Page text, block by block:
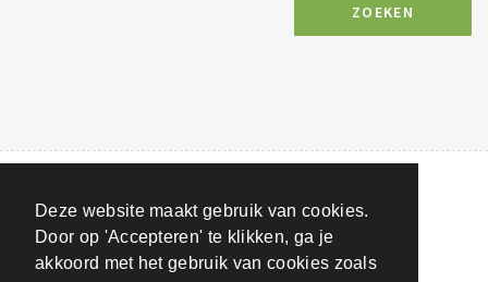
Deze website maakt gebruik van cookies.
Door op 'Accepteren' te klikken, ga je
akkoord met het gebruik van cookies zoals
ZOEKEN